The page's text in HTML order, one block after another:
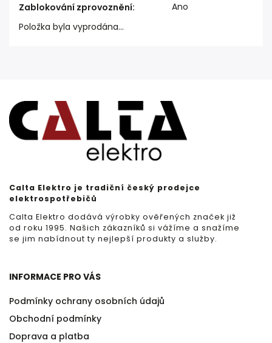
Zablokování zprovoznění:
Ano
Položka byla vyprodána…
Calta Elektro je tradiční český prodejce
elektrospotřebičů
Calta Elektro dodává výrobky ověřených značek již
od roku 1995. Našich zákazníků si vážíme a snažíme
se jim nabídnout ty nejlepší produkty a služby.
INFORMACE PRO VÁS
Podmínky ochrany osobních údajů
Obchodní podmínky
Doprava a platba